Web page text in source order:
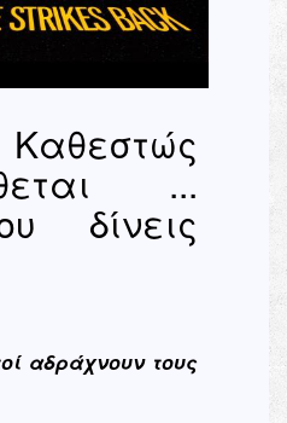
...
δίνεις
αδράχνουν τους